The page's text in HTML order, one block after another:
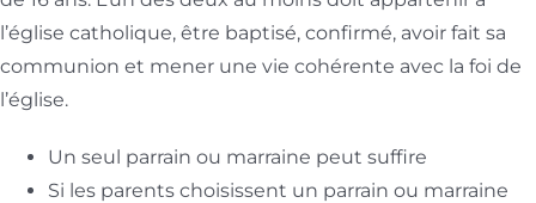
l’église catholique, être baptisé, confirmé, avoir fait sa
communion et mener une vie cohérente avec la foi de
l’église.
Un seul parrain ou marraine peut suffire
Si les parents choisissent un parrain ou marraine